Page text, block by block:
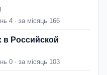
4 · за місяць 166
в Российской
0 · за місяць 103